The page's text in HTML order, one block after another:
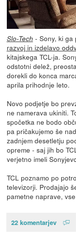
Slo-Tech - Sony, ki ga
razvoj in izdelavo
kitajskega TCL-ja.
odstotni delež,
dorekli do konca
aprila prihodnje leto.
Novo podjetje bo
ne namerava ukiniti.
spočetka ne bodo
pa pričakujemo še
zadnjem desetletju
opreme - saj jih bo
verjetno imeli
TCL poznamo po
televizorji. Prodajajo
pametne naprave,
22 komentarjev